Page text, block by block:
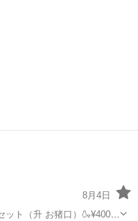
8月4日